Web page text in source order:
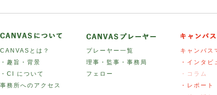
CANVASとは？
・趣旨・背景
・CI について
事務所へのアクセス
プレーヤー一覧
理事・監事・事務局
フェロー
キャンバス
・インタビ
・コラム
・レポート